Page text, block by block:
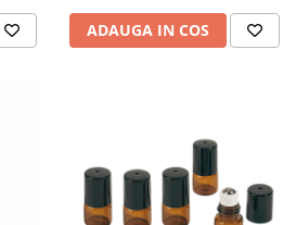
ADAUGA IN COS